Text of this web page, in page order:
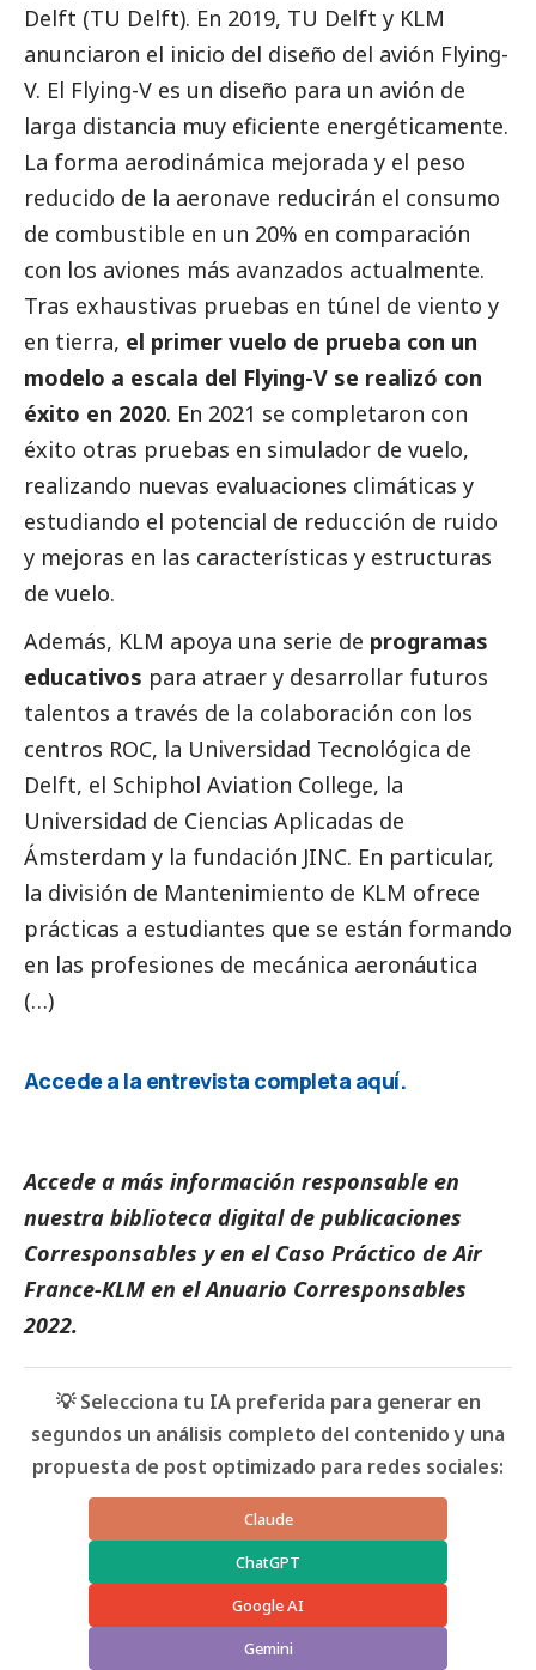
Delft (TU Delft). En 2019, TU Delft y KLM
anunciaron el inicio del diseño del avión Flying-
V. El Flying-V es un diseño para un avión de
larga distancia muy eficiente energéticamente.
La forma aerodinámica mejorada y el peso
reducido de la aeronave reducirán el consumo
de combustible en un 20% en comparación
con los aviones más avanzados actualmente.
Tras exhaustivas pruebas en túnel de viento y
en tierra, el primer vuelo de prueba con un
modelo a escala del Flying-V se realizó con
éxito en 2020. En 2021 se completaron con
éxito otras pruebas en simulador de vuelo,
realizando nuevas evaluaciones climáticas y
estudiando el potencial de reducción de ruido
y mejoras en las características y estructuras
de vuelo.
Además, KLM apoya una serie de programas
educativos para atraer y desarrollar futuros
talentos a través de la colaboración con los
centros ROC, la Universidad Tecnológica de
Delft, el Schiphol Aviation College, la
Universidad de Ciencias Aplicadas de
Ámsterdam y la fundación JINC. En particular,
la división de Mantenimiento de KLM ofrece
prácticas a estudiantes que se están formando
en las profesiones de mecánica aeronáutica
(…)
Accede a la entrevista completa aquí.
Accede a más información responsable en
nuestra biblioteca digital de publicaciones
Corresponsables y en el Caso Práctico de Air
France-KLM en elAnuario Corresponsables
2022.
💡 Selecciona tu IA preferida para generar en
segundos un análisis completo del contenido y una
propuesta de post optimizado para redes sociales:
Claude
ChatGPT
Google AI
Gemini